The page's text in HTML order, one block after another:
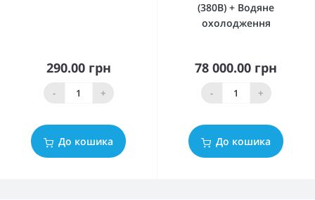
290.00 грн
- +
До кошика
(380В) + Водяне
охолодження
78 000.00 грн
- +
До кошика